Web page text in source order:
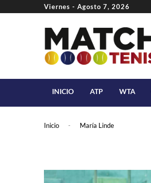
Viernes - Agosto 7, 2026
INICIO ATP WTA
Inicio - María Linde